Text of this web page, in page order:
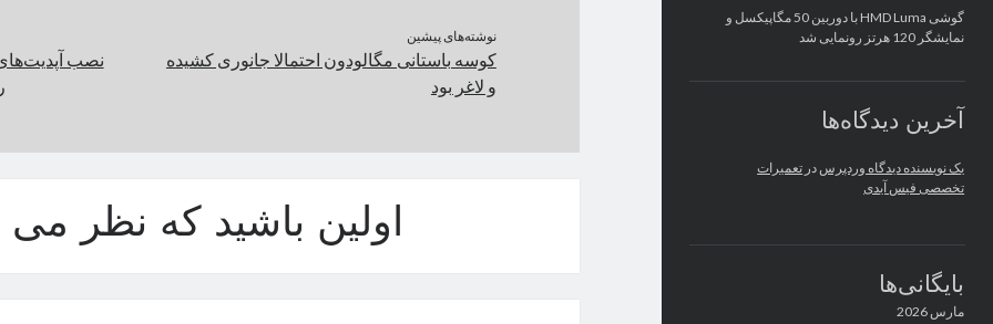
گوشی HMD Luma با دوربین 50 مگاپیکسل و
نمایشگر 120 هرتز رونمایی شد
آخرین دیدگاه‌ها
یک نویسنده دیدگاه وردپرس در تعمیرات
تخصصی فیس آیدی
بایگانی‌ها
مارس 2026
نوشته‌های پیشین
کوسه باستانی مگالودون احتمالا جانوری کشیده
و لاغر بود
اولین باشید که نظر می